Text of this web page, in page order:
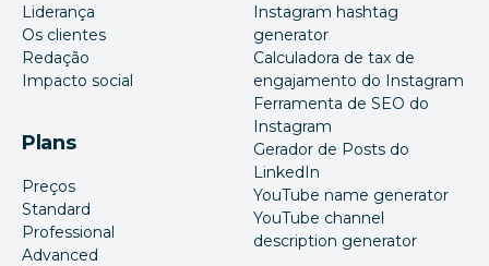
Liderança
Os clientes
Redação
Impacto social
Plans
Preços
Standard
Professional
Advanced
Instagram hashtag
generator
Calculadora de tax de
engajamento do Instagram
Ferramenta de SEO do
Instagram
Gerador de Posts do
LinkedIn
YouTube name generator
YouTube channel
description generator